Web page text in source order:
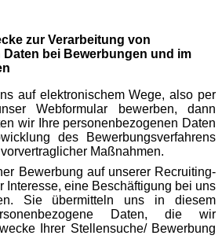
zur Verarbeitung von
bei Bewerbungen und im
auf elektronischem Wege, also per
Webformular bewerben, dann
wir Ihre personenbezogenen Daten
des Bewerbungsverfahrens
Maßnahmen.
Bewerbung auf unserer Recruiting-
Interesse, eine Beschäftigung bei uns
Sie übermitteln uns in diesem
Daten, die wir
Ihrer Stellensuche/ Bewerbung